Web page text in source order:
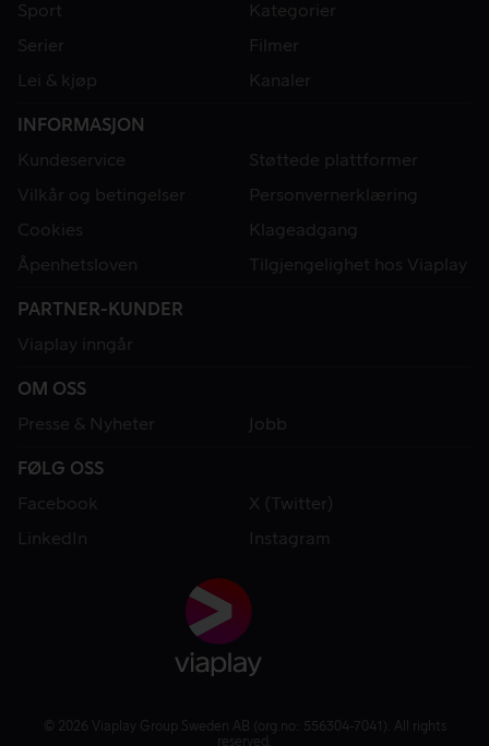
Sport
Kategorier
Serier
Filmer
Lei & kjøp
Kanaler
INFORMASJON
Kundeservice
Støttede plattformer
Vilkår og betingelser
Personvernerklæring
Cookies
Klageadgang
Åpenhetsloven
Tilgjengelighet hos Viaplay
PARTNER-KUNDER
Viaplay inngår
OM OSS
Presse & Nyheter
Jobb
FØLG OSS
Facebook
X (Twitter)
LinkedIn
Instagram
© 2026 Viaplay Group Sweden AB (org.no: 556304-7041). All rights
reserved.